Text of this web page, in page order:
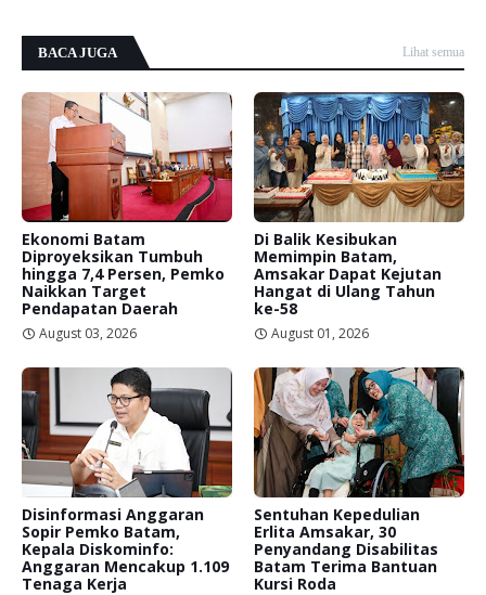
BACA JUGA Lihat semua
Ekonomi Batam
Diproyeksikan Tumbuh
hingga 7,4 Persen, Pemko
Naikkan Target
Pendapatan Daerah
August 03, 2026
Di Balik Kesibukan
Memimpin Batam,
Amsakar Dapat Kejutan
Hangat di Ulang Tahun
ke-58
August 01, 2026
Disinformasi Anggaran
Sopir Pemko Batam,
Kepala Diskominfo:
Anggaran Mencakup 1.109
Tenaga Kerja
Sentuhan Kepedulian
Erlita Amsakar, 30
Penyandang Disabilitas
Batam Terima Bantuan
Kursi Roda